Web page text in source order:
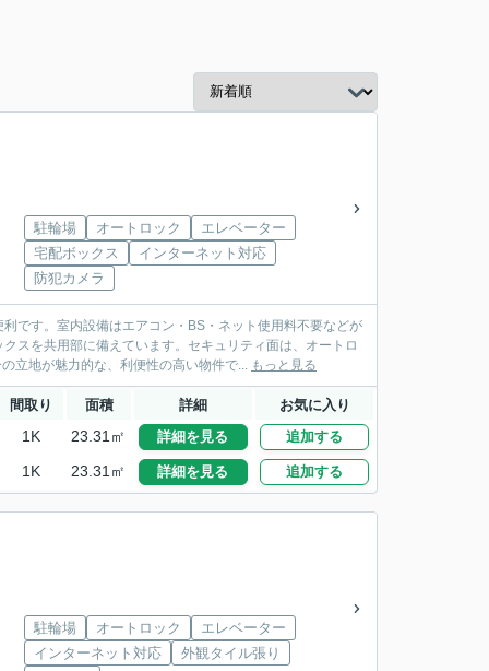
駐輪場 オートロック
エレベーター
宅配ボックス
インターネット対応
防犯カメラ
です。室内設備はエアコン・BS・ネット使用料不要などが
スを共用部に備えています。セキュリティ面は、オートロ
立地が魅力的な、利便性の高い物件で... もっと見る
間取り 面積 詳細 お気に入り
1K 23.31㎡ 詳細を見る 追加する
1K 23.31㎡ 詳細を見る 追加する
駐輪場 オートロック
エレベーター
インターネット対応
外観タイル張り